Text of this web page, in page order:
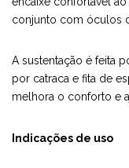
conjunto com óculos
A sustentação é feita
por catraca e fita de
melhora o conforto e
Indicações de uso